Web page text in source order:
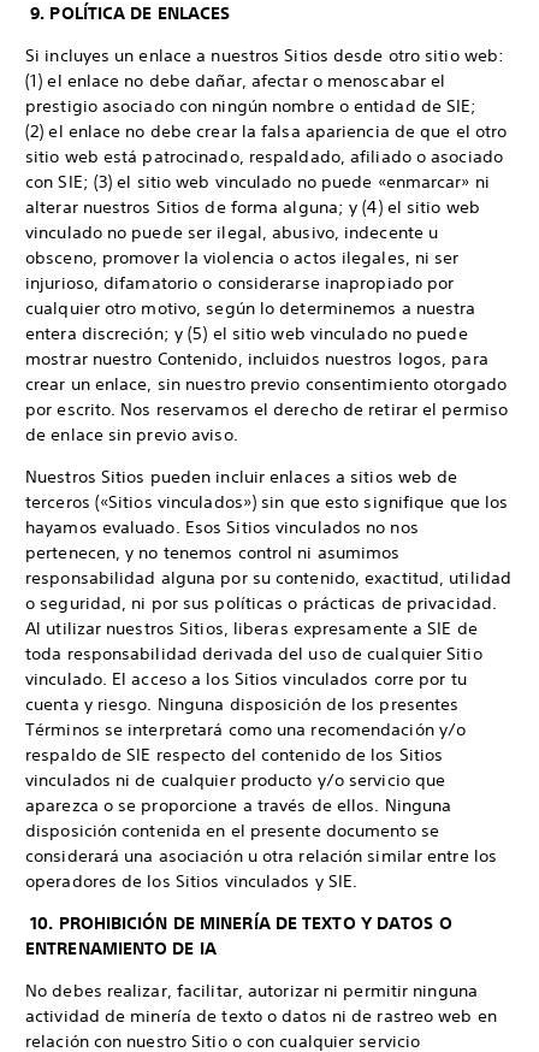
9. POLÍTICA DE ENLACES
Si incluyes un enlace a nuestros Sitios desde otro sitio web:
(1) el enlace no debe dañar, afectar o menoscabar el
prestigio asociado con ningún nombre o entidad de SIE;
(2) el enlace no debe crear la falsa apariencia de que el otro
sitio web está patrocinado, respaldado, afiliado o asociado
con SIE; (3) el sitio web vinculado no puede «enmarcar» ni
alterar nuestros Sitios de forma alguna; y (4) el sitio web
vinculado no puede ser ilegal, abusivo, indecente u
obsceno, promover la violencia o actos ilegales, ni ser
injurioso, difamatorio o considerarse inapropiado por
cualquier otro motivo, según lo determinemos a nuestra
entera discreción; y (5) el sitio web vinculado no puede
mostrar nuestro Contenido, incluidos nuestros logos, para
crear un enlace, sin nuestro previo consentimiento otorgado
por escrito. Nos reservamos el derecho de retirar el permiso
de enlace sin previo aviso.
Nuestros Sitios pueden incluir enlaces a sitios web de
terceros («Sitios vinculados») sin que esto signifique que los
hayamos evaluado. Esos Sitios vinculados no nos
pertenecen, y no tenemos control ni asumimos
responsabilidad alguna por su contenido, exactitud, utilidad
o seguridad, ni por sus políticas o prácticas de privacidad.
Al utilizar nuestros Sitios, liberas expresamente a SIE de
toda responsabilidad derivada del uso de cualquier Sitio
vinculado. El acceso a los Sitios vinculados corre por tu
cuenta y riesgo. Ninguna disposición de los presentes
Términos se interpretará como una recomendación y/o
respaldo de SIE respecto del contenido de los Sitios
vinculados ni de cualquier producto y/o servicio que
aparezca o se proporcione a través de ellos. Ninguna
disposición contenida en el presente documento se
considerará una asociación u otra relación similar entre los
operadores de los Sitios vinculados y SIE.
10. PROHIBICIÓN DE MINERÍA DE TEXTO Y DATOS O
ENTRENAMIENTO DE IA
No debes realizar, facilitar, autorizar ni permitir ninguna
actividad de minería de texto o datos ni de rastreo web en
relación con nuestro Sitio o con cualquier servicio